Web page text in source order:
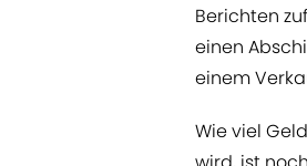
Berichten
einen
einem
Wie viel